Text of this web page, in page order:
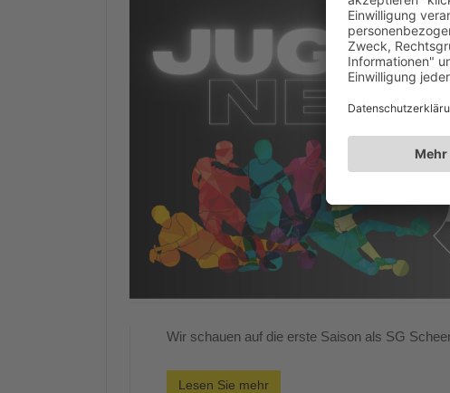
Wir schauen auf die erste Saison als SG
Lesen Sie mehr